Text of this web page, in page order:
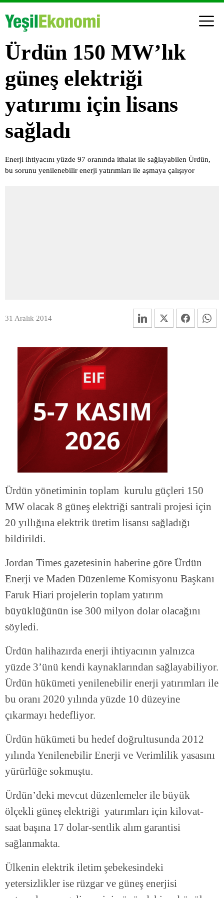
Ürdün 150 MW’lık
güneş elektriği
yatırımı için lisans
sağladı
Enerji ihtiyacını yüzde 97 oranında ithalat ile sağlayabilen Ürdün,
bu sorunu yenilenebilir enerji yatırımları ile aşmaya çalışıyor
31 Aralık 2014
Ürdün yönetiminin toplam kurulu güçleri 150
MW olacak 8 güneş elektriği santrali projesi için
20 yıllığına elektrik üretim lisansı sağladığı
bildirildi.
Jordan Times gazetesinin haberine göre Ürdün
Enerji ve Maden Düzenleme Komisyonu Başkanı
Faruk Hiari projelerin toplam yatırım
büyüklüğünün ise 300 milyon dolar olacağını
söyledi.
Ürdün halihazırda enerji ihtiyacının yalnızca
yüzde 3’ünü kendi kaynaklarından sağlayabiliyor.
Ürdün hükümeti yenilenebilir enerji yatırımları ile
bu oranı 2020 yılında yüzde 10 düzeyine
çıkarmayı hedefliyor.
Ürdün hükümeti bu hedef doğrultusunda 2012
yılında Yenilenebilir Enerji ve Verimlilik yasasını
yürürlüğe sokmuştu.
Ürdün’deki mevcut düzenlemeler ile büyük
ölçekli güneş elektriği yatırımları için kilovat-
saat başına 17 dolar-sentlik alım garantisi
sağlanmakta.
Ülkenin elektrik iletim şebekesindeki
yetersizlikler ise rüzgar ve güneş enerjisi